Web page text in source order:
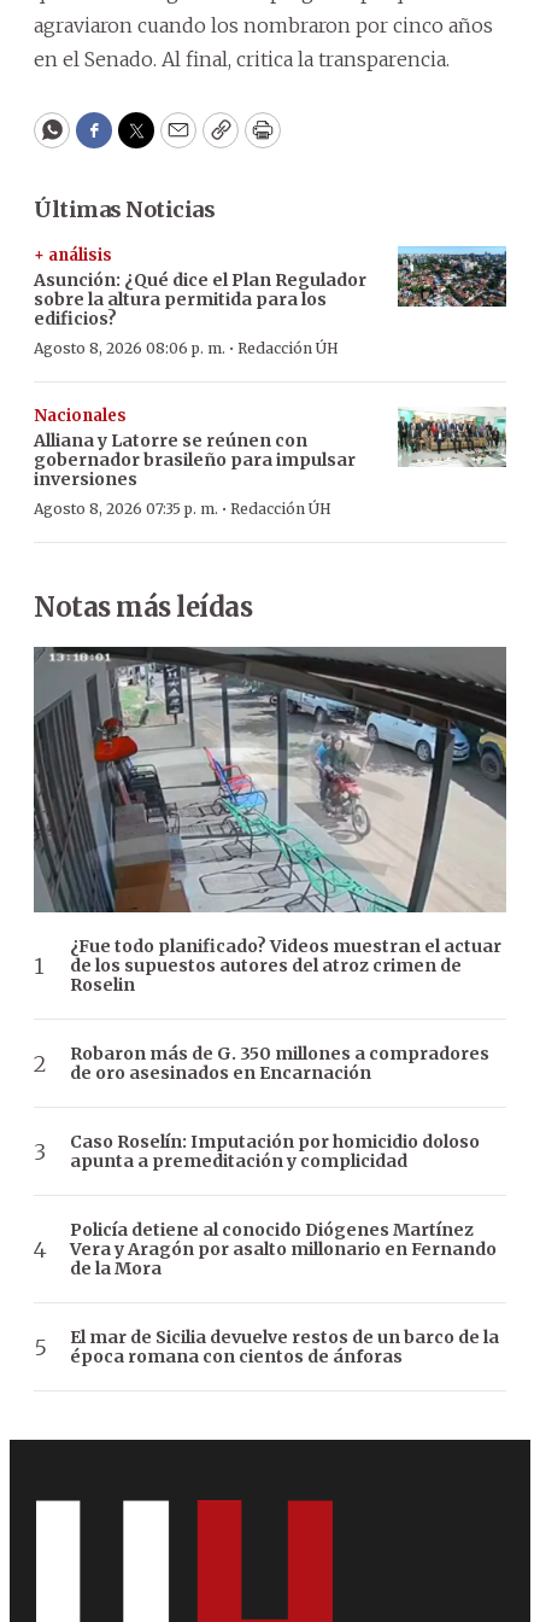
agraviaron cuando los nombraron por cinco años
en el Senado. Al final, critica la transparencia.
WhatsApp
Facebook
Twitter
EmailCopyPrint
Últimas Noticias
+ análisis
Asunción: ¿Qué dice el Plan Regulador
sobre la altura permitida para los
edificios?
Agosto 8, 2026 08:06 p. m. · Redacción ÚH
Nacionales
Alliana y Latorre se reúnen con
gobernador brasileño para impulsar
inversiones
Agosto 8, 2026 07:35 p. m. · Redacción ÚH
Notas más leídas
¿Fue todo planificado? Videos muestran el actuar
de los supuestos autores del atroz crimen de
Roselin
Robaron más de G. 350 millones a compradores
de oro asesinados en Encarnación
Caso Roselín: Imputación por homicidio doloso
apunta a premeditación y complicidad
Policía detiene al conocido Diógenes Martínez
Vera y Aragón por asalto millonario en Fernando
de la Mora
El mar de Sicilia devuelve restos de un barco de la
época romana con cientos de ánforas